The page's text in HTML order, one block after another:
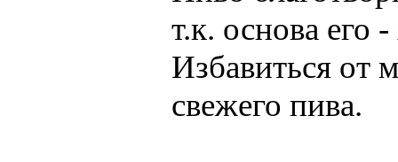
т.к. основа его
Избавиться от
свежего пива.